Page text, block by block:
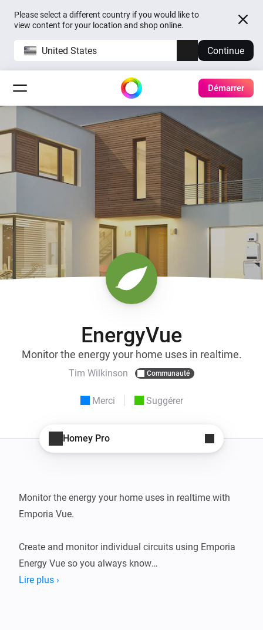
Please select a different country if you would like to
view content for your location and shop online.
United States Continue
Démarrer
EnergyVue
Monitor the energy your home uses in realtime.
Tim Wilkinson Communauté
Merci Suggérer
Homey Pro
Monitor the energy your home uses in realtime with
Emporia Vue.
Create and monitor individual circuits using Emporia
Energy Vue so you always know
exactly where the energy in your home goes. Set flows
Lire plus ›